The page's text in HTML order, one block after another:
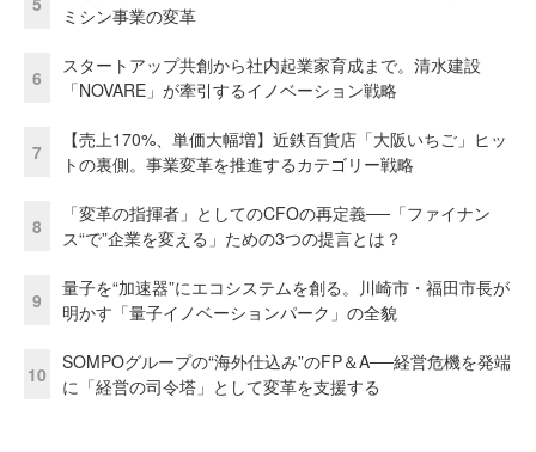
ミシン事業の変革
6
スタートアップ共創から社内起業家育成まで。清水建設
「NOVARE」が牽引するイノベーション戦略
7
【売上170%、単価大幅増】近鉄百貨店「大阪いちご」ヒッ
トの裏側。事業変革を推進するカテゴリー戦略
8
「変革の指揮者」としてのCFOの再定義──「ファイナン
ス“で”企業を変える」ための3つの提言とは？
9
量子を“加速器”にエコシステムを創る。川崎市・福田市長が
明かす「量子イノベーションパーク」の全貌
10
SOMPOグループの“海外仕込み”のFP＆A──経営危機を発端
に「経営の司令塔」として変革を支援する